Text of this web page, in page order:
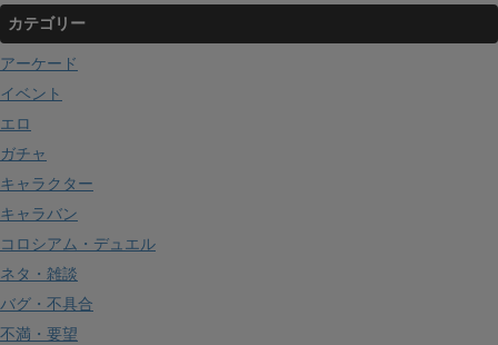
カテゴリー
アーケード
イベント
エロ
ガチャ
キャラクター
キャラバン
コロシアム・デュエル
ネタ・雑談
バグ・不具合
不満・要望